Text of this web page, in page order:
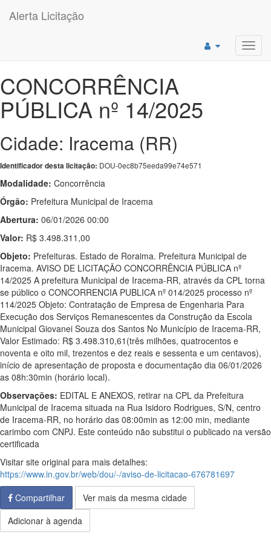
Alerta Licitação
CONCORRÊNCIA
PÚBLICA nº 14/2025
Cidade: Iracema (RR)
Identificador desta licitação: DOU-0ec8b75eeda99e74e571
Modalidade: Concorrência
Órgão: Prefeitura Municipal de Iracema
Abertura: 06/01/2026 00:00
Valor: R$ 3.498.311,00
Objeto: Prefeituras. Estado de Roraima. Prefeitura Municipal de
Iracema. AVISO DE LICITAÇÃO CONCORRÊNCIA PÚBLICA nº
14/2025 A prefeitura Municipal de Iracema-RR, através da CPL torna
se público o CONCORRENCIA PUBLICA nº 014/2025 processo nº
114/2025 Objeto: Contratação de Empresa de Engenharia Para
Execução dos Serviços Remanescentes da Construção da Escola
Municipal Giovanei Souza dos Santos No Município de Iracema-RR,
Valor Estimado: R$ 3.498.310,61(três milhões, quatrocentos e
noventa e oito mil, trezentos e dez reais e sessenta e um centavos),
início de apresentação de proposta e documentação dia 06/01/2026
as 08h:30min (horário local).
Observações: EDITAL E ANEXOS, retirar na CPL da Prefeitura
Municipal de Iracema situada na Rua Isidoro Rodrigues, S/N, centro
de Iracema-RR, no horário das 08:00min as 12:00 min, mediante
carimbo com CNPJ. Este conteúdo não substitui o publicado na versão
certificada
Visitar site original para mais detalhes:
https://www.in.gov.br/web/dou/-/aviso-de-licitacao-676781697
Compartilhar
Ver mais da mesma cidade
Adicionar à agenda